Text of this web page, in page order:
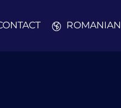
ROMANIAN